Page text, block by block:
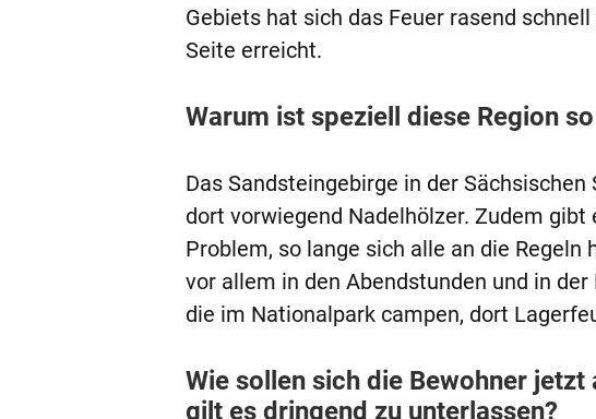
Gebiets hat sich das Feuer rasend
Seite erreicht.
Warum ist speziell diese Region
Das Sandsteingebirge in der
dort vorwiegend Nadelhölzer. Zudem
Problem, so lange sich alle an die
vor allem in den Abendstunden und in
die im Nationalpark campen, dort
Wie sollen sich die Bewohner
gilt es dringend zu unterlassen?